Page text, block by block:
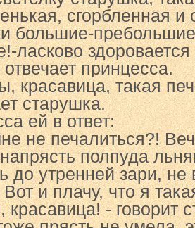
сгорбленная
большие-
ласково
принцесса.
красавица, такая
старушка.
ей в ответ:
не печалиться?!
полпуда
до утренней зари, не
и плачу, что я
красавица! - говорит